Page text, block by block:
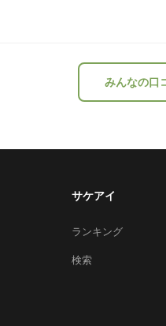
みんなの口
サケアイ
ランキング
検索